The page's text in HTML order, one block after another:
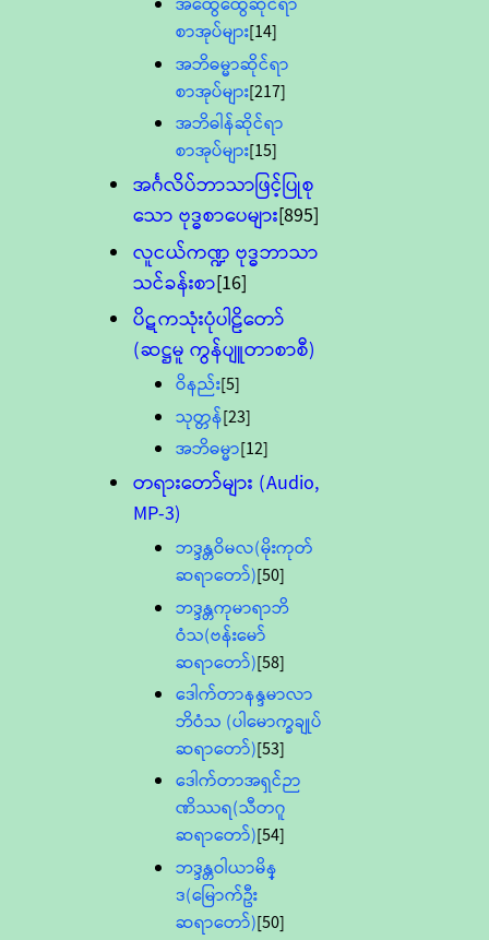
စာအုပ်များ[14]
အဘိဓမ္မာဆိုင်ရာ
စာအုပ်များ[217]
အဘိဓါန်ဆိုင်ရာ
စာအုပ်များ[15]
အင်္ဂလိပ်ဘာသာဖြင့်ပြုစု
သော ဗုဒ္ဓစာပေများ[895]
လူငယ်ကဏ္ဍ ဗုဒ္ဓဘာသာ
သင်ခန်းစာ[16]
ပိဋကသုံးပုံပါဠိတော်
(ဆဋ္ဌမူ ကွန်ပျူတာစာစီ)
ဝိနည်း[5]
သုတ္တန်[23]
အဘိဓမ္မာ[12]
တရားတော်များ (Audio,
MP-3)
ဘဒ္ဒန္တဝိမလ(မိုးကုတ်
ဆရာတော်)[50]
ဘဒ္ဒန္တကုမာရာဘိ
ဝံသ(ဗန်းမော်
ဆရာတော်)[58]
ဒေါက်တာနန္ဒမာလာ
ဘိဝံသ (ပါမောက္ခချုပ်
ဆရာတော်)[53]
ဒေါက်တာအရှင်ဉာ
ဏိဿရ(သီတဂူ
ဆရာတော်)[54]
ဘဒ္ဒန္တဝါယာမိန္
ဒ(မြောက်ဦး
ဆရာတော်)[50]